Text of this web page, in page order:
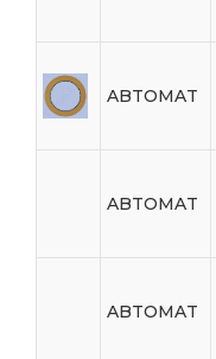
ABTOMAT
ABTOMAT
ABTOMAT